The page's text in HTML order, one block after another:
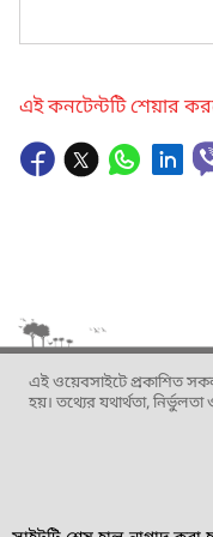
এই কনটেন্টটি শেয়ার
এই ওয়েবসাইটে প্রকাশিত সকল
হয়। তথ্যের যথার্থতা, নির্ভুলতা